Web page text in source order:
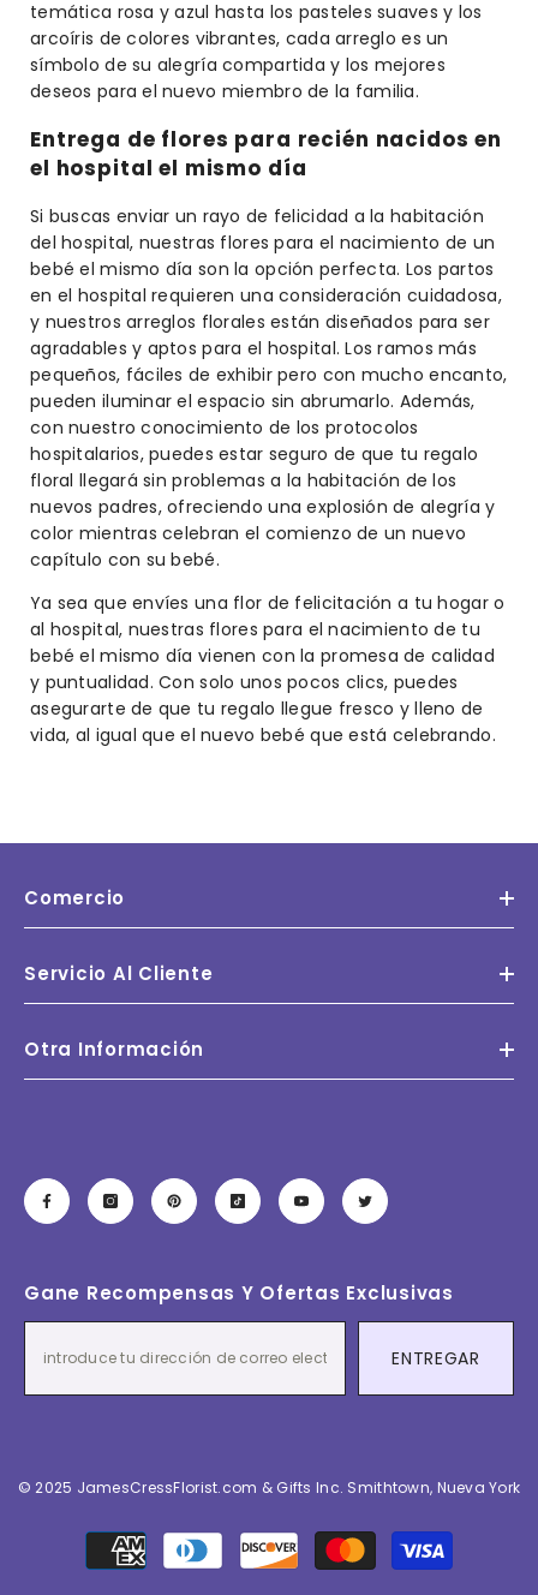
temática rosa y azul hasta los pasteles suaves y los
arcoíris de colores vibrantes, cada arreglo es un
símbolo de su alegría compartida y los mejores
deseos para el nuevo miembro de la familia.
Entrega de flores para recién nacidos en
el hospital el mismo día
Si buscas enviar un rayo de felicidad a la habitación
del hospital, nuestras flores para el nacimiento de un
bebé el mismo día son la opción perfecta. Los partos
en el hospital requieren una consideración cuidadosa,
y nuestros arreglos florales están diseñados para ser
agradables y aptos para el hospital. Los ramos más
pequeños, fáciles de exhibir pero con mucho encanto,
pueden iluminar el espacio sin abrumarlo. Además,
con nuestro conocimiento de los protocolos
hospitalarios, puedes estar seguro de que tu regalo
floral llegará sin problemas a la habitación de los
nuevos padres, ofreciendo una explosión de alegría y
color mientras celebran el comienzo de un nuevo
capítulo con su bebé.
Ya sea que envíes una flor de felicitación a tu hogar o
al hospital, nuestras flores para el nacimiento de tu
bebé el mismo día vienen con la promesa de calidad
y puntualidad. Con solo unos pocos clics, puedes
asegurarte de que tu regalo llegue fresco y lleno de
vida, al igual que el nuevo bebé que está celebrando.
Comercio
Servicio Al Cliente
Otra Información
Gane Recompensas Y Ofertas Exclusivas
ENTREGAR
© 2025 JamesCressFlorist.com & Gifts Inc. Smithtown, Nueva York
Métodos
de